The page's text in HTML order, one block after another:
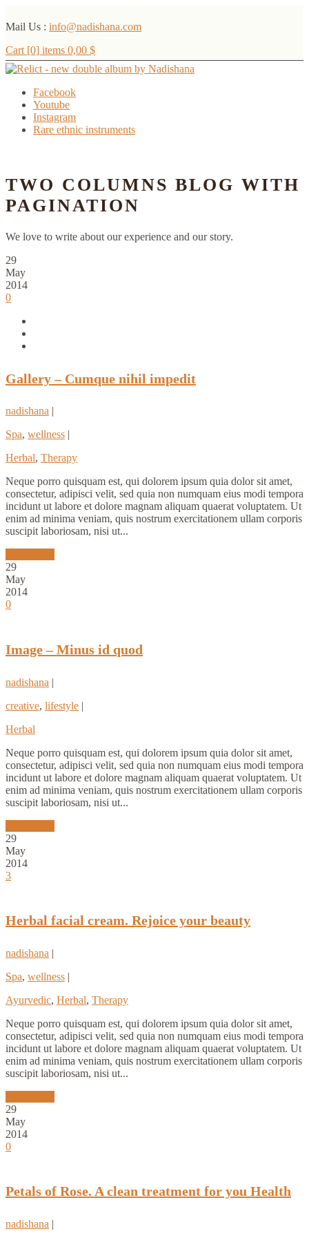
Mail Us : info@nadishana.com
Cart [0] items 0,00 $
Facebook
Youtube
Instagram
Rare ethnic instruments
TWO COLUMNS BLOG WITH
PAGINATION
We love to write about our experience and our story.
29
May
2014
0
Gallery – Cumque nihil impedit
nadishana |
Spa, wellness |
Herbal, Therapy
Neque porro quisquam est, qui dolorem ipsum quia dolor sit amet,
consectetur, adipisci velit, sed quia non numquam eius modi tempora
incidunt ut labore et dolore magnam aliquam quaerat voluptatem. Ut
enim ad minima veniam, quis nostrum exercitationem ullam corporis
suscipit laboriosam, nisi ut...
29
May
2014
0
Image – Minus id quod
nadishana |
creative, lifestyle |
Herbal
Neque porro quisquam est, qui dolorem ipsum quia dolor sit amet,
consectetur, adipisci velit, sed quia non numquam eius modi tempora
incidunt ut labore et dolore magnam aliquam quaerat voluptatem. Ut
enim ad minima veniam, quis nostrum exercitationem ullam corporis
suscipit laboriosam, nisi ut...
29
May
2014
3
Herbal facial cream. Rejoice your beauty
nadishana |
Spa, wellness |
Ayurvedic, Herbal, Therapy
Neque porro quisquam est, qui dolorem ipsum quia dolor sit amet,
consectetur, adipisci velit, sed quia non numquam eius modi tempora
incidunt ut labore et dolore magnam aliquam quaerat voluptatem. Ut
enim ad minima veniam, quis nostrum exercitationem ullam corporis
suscipit laboriosam, nisi ut...
29
May
2014
0
Petals of Rose. A clean treatment for you Health
nadishana |